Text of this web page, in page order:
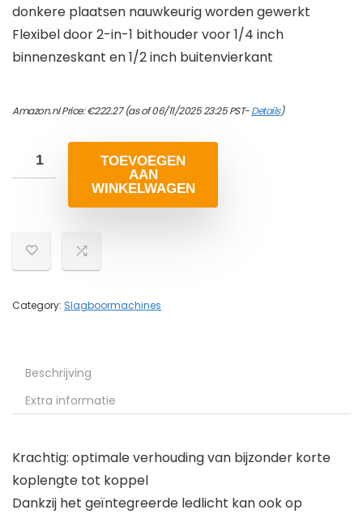
donkere plaatsen nauwkeurig worden gewerkt
Flexibel door 2-in-1 bithouder voor 1/4 inch
binnenzeskant en 1/2 inch buitenvierkant
Amazon.nl Price:€222.27(as of 06/11/2025 23:25 PST-Details)
TOEVOEGEN
AAN
WINKELWAGEN
Category: Slagboormachines
Beschrijving
Extra informatie
Krachtig: optimale verhouding van bijzonder korte
koplengte tot koppel
Dankzij het geïntegreerde ledlicht kan ook op